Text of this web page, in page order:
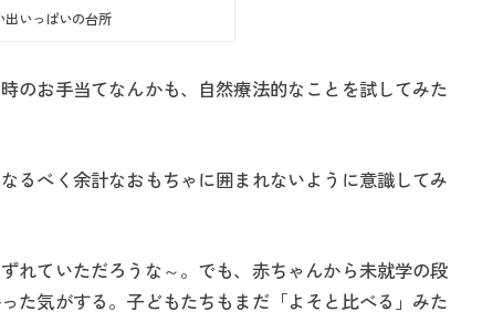
出いっぱいの台所
のお手当てなんかも、自然療法的なことを試してみた
るべく余計なおもちゃに囲まれないように意識してみ
れていただろうな～。でも、赤ちゃんから未就学の段
た気がする。子どもたちもまだ「よそと比べる」みた